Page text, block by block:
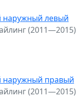
наружный левый
(2011—2015)
наружный правый
(2011—2015)